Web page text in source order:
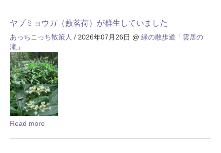
ヤブミョウガ（藪茗荷）が群生していました
あっちこっち散策人 / 2026年07月26日 @ 緑の散歩道「雲居の
滝」
Read more